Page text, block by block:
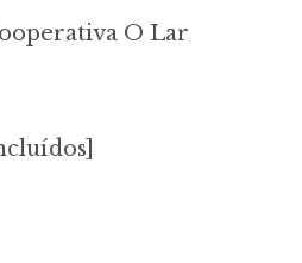
O Lar